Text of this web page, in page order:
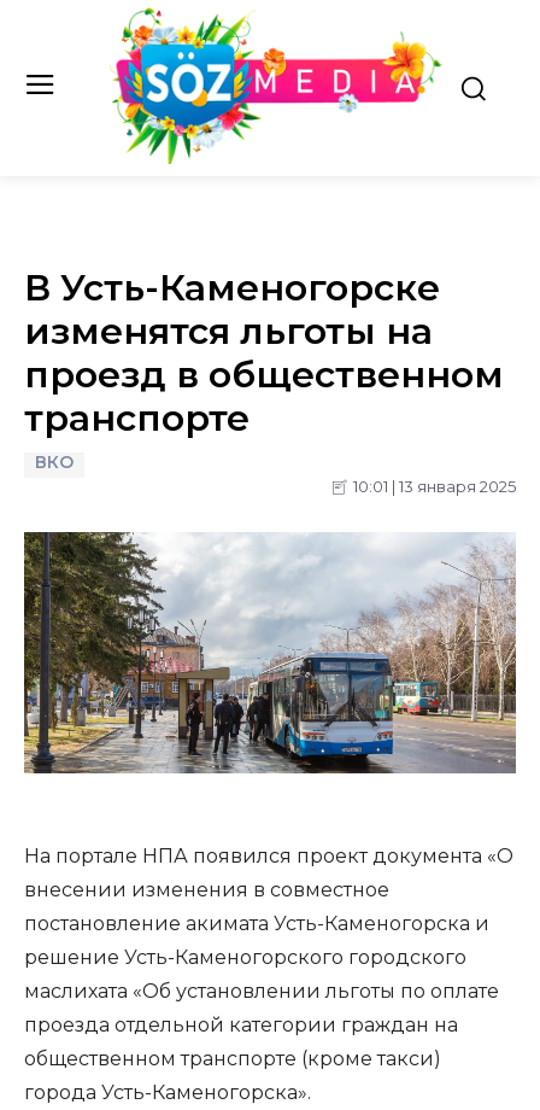
В Усть-Каменогорске
изменятся льготы на
проезд в общественном
транспорте
ВКО
10:01 | 13 января 2025
На портале НПА появился проект документа «О
внесении изменения в совместное
постановление акимата Усть-Каменогорска и
решение Усть-Каменогорского городского
маслихата «Об установлении льготы по оплате
проезда отдельной категории граждан на
общественном транспорте (кроме такси)
города Усть-Каменогорска».